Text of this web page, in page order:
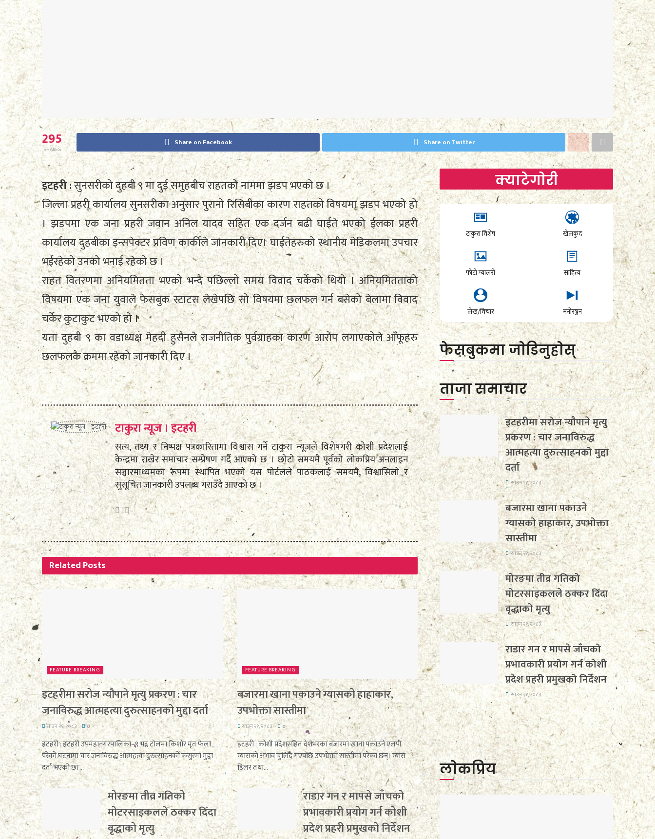
295
SHARES
Share on Facebook Share on Twitter
इटहरी :सुनसरीको दुहबी ९ मा दुई समुहबीच राहतको नाममा झडप भएको छ ।
जिल्ला प्रहरी कार्यालय सुनसरीका अनुसार पुरानो रिसिबीका कारण राहतको विषयमा झडप भएको हो
। झडपमा एक जना प्रहरी जवान अनिल यादव सहित एक दर्जन बढी घाईते भएको ईलका प्रहरी
कार्यालय दुहबीका इन्सपेक्टर प्रविण कार्कीले जानकारी दिए। घाईतेहरुको स्थानीय मेडिकलमा उपचार
भईरहेको उनको भनाई रहेको छ ।
राहत वितरणमा अनियमितता भएको भन्दै पछिल्लो समय विवाद चर्केको थियो । अनियमितताको
विषयमा एक जना युवाले फेसबुक स्टाटस लेखेपछि सो विषयमा छलफल गर्न बसेको बेलामा विवाद
चर्केर कुटाकुट भएको हो ।
यता दुहबी ९ का वडाध्यक्ष मेहदी हुसैनले राजनीतिक पुर्वग्राहका कारण आरोप लगाएकोले आँफूहरु
छलफलकै क्रममा रहेको जानकारी दिए ।
टाकुरा न्यूज । इटहरी
सत्य, तथ्य र निष्पक्ष पत्रकारितामा विश्वास गर्ने टाकुरा न्यूजले विशेषगरी कोशी प्रदेशलाई
केन्द्रमा राखेर समाचार सम्प्रेषण गर्दै आएको छ । छोटो समयमै पूर्वको लोकप्रिय अनलाइन
सञ्चारमाध्यमका रूपमा स्थापित भएको यस पोर्टलले पाठकलाई समयमै, विश्वासिलो र
सुसूचित जानकारी उपलब्ध गराउँदै आएको छ ।
RelatedPosts
FEATURE BREAKING
इटहरीमा सरोज न्यौपाने मृत्यु प्रकरण : चार
जनाविरुद्ध आत्महत्या दुरुत्साहनको मुद्दा दर्ता
साउन २१, २०८३ 0
इटहरी : इटहरी उपमहानगरपालिका–९ भद्र टोलमा किशोर मृत फेला
परेको घटनामा चार जनाविरुद्ध आत्महत्या दुरुत्साहनको कसुरमा मुद्दा
दर्ता भएको छ।...
FEATURE BREAKING
बजारमा खाना पकाउने ग्यासको हाहाकार,
उपभोक्ता सास्तीमा
साउन २१, २०८३ 0
इटहरी : कोशी प्रदेशसहित देशैभरका बजारमा खाना पकाउने एलपी
ग्यासको अभाव चुलिँदै गएपछि उपभोक्ता सास्तीमा परेका छन्। ग्यास
डिलर तथा...
मोरङमा तीव्र गतिको
मोटरसाइकलले ठक्कर दिँदा
वृद्धाको मृत्यु
राडार गन र मापसे जाँचको
प्रभावकारी प्रयोग गर्न कोशी
प्रदेश प्रहरी प्रमुखको निर्देशन
क्याटेगाेरी
टाकुरा विशेष खेलकुद
फोटो ग्यालरी साहित्य
लेख/विचार मनोरञ्जन
फेसबुकमा जाेडिनुहाेस्
ताजा समाचार
इटहरीमा सरोज न्यौपाने मृत्यु
प्रकरण : चार जनाविरुद्ध
आत्महत्या दुरुत्साहनको मुद्दा
दर्ता
साउन २१, २०८३
बजारमा खाना पकाउने
ग्यासको हाहाकार, उपभोक्ता
सास्तीमा
साउन २१, २०८३
मोरङमा तीव्र गतिको
मोटरसाइकलले ठक्कर दिँदा
वृद्धाको मृत्यु
साउन २१, २०८३
राडार गन र मापसे जाँचको
प्रभावकारी प्रयोग गर्न कोशी
प्रदेश प्रहरी प्रमुखको निर्देशन
साउन २१, २०८३
लाेकप्रिय